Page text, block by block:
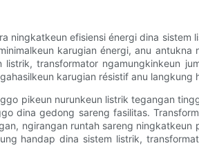
ningkatkeun efisiensi énergi dina sistem
karugian énergi, anu antukna
transformator ngamungkinkeun
karugian résistif anu langkung
pikeun nurunkeun listrik tegangan
dina gedong sareng fasilitas.
ngirangan runtah sareng ningkatkeun
handap dina sistem listrik,